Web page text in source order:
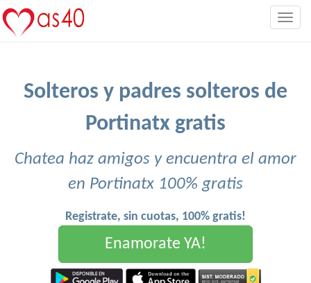
Solteros y padres solteros de
Portinatx gratis
Chatea haz amigos y encuentra el amor
en Portinatx 100% gratis
Registrate, sin cuotas, 100% gratis!
Enamorate YA!